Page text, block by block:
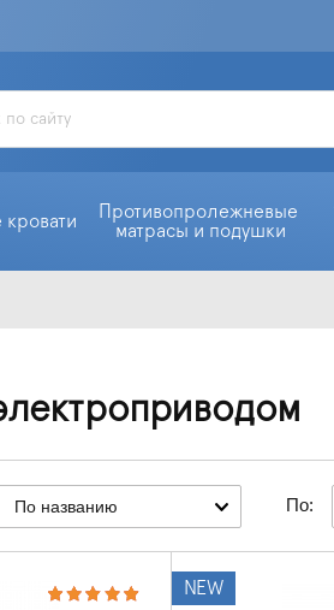
Противопролежневые
матрасы и подушки
По названию По:
NEW